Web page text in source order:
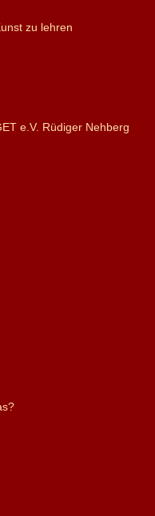
zu lehren
e.V. Rüdiger Nehberg